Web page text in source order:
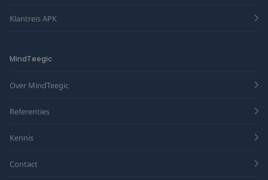
Klantreis APK
MindTeegic
Over MindTeegic
Referenties
Kennis
Contact